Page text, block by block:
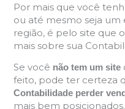
Por mais que você
ou até mesmo seja um
região, é pelo site que
mais sobre sua
Se você não tem um site
feito, pode ter certeza
Contabilidade perder
mais bem posicionados.